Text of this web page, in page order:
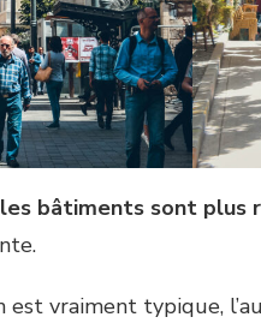
bâtiments sont plus
est vraiment typique,